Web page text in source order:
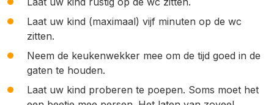
Laat uw kind (maximaal) vijf minuten op de wc
zitten.
Neem de keukenwekker mee om de tijd goed in de
gaten te houden.
Laat uw kind proberen te poepen. Soms moet het